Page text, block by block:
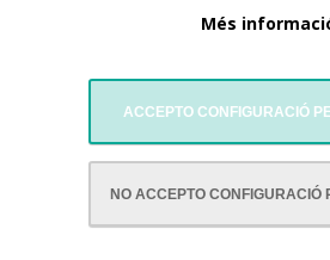
Més
ACCEPTO CONFIGURACIÓ
NO ACCEPTO CONFIGURACIÓ